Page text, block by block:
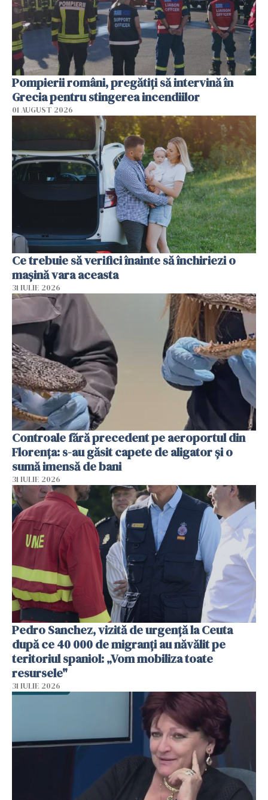
Pompierii români, pregătiţi să intervină în
Grecia pentru stingerea incendiilor
01 AUGUST 2026
Ce trebuie să verifici înainte să închiriezi o
mașină vara aceasta
31 IULIE 2026
Controale fără precedent pe aeroportul din
Florența: s-au găsit capete de aligator și o
sumă imensă de bani
31 IULIE 2026
Pedro Sanchez, vizită de urgență la Ceuta
după ce 40 000 de migranți au năvălit pe
teritoriul spaniol: „Vom mobiliza toate
resursele"
31 IULIE 2026